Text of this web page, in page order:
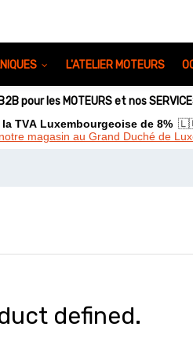
L'ATELIER MOTEURS
les MOTEURS et nos
TVA Luxembourgeoise de 8%
magasin au Grand Duché de
defined.